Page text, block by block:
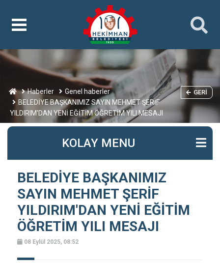
Haberler
Genel haberler
BELEDİYE BAŞKANIMIZ SAYIN MEHMET ŞERİF
YILDIRIM'DAN YENİ EĞİTİM ÖĞRETİM YILI MESAJI
GERI
KOLAY MENU
BELEDİYE BAŞKANIMIZ
SAYIN MEHMET ŞERİF
YILDIRIM'DAN YENİ EĞİTİM
ÖĞRETİM YILI MESAJI
08 Eylül 2025, 08:52